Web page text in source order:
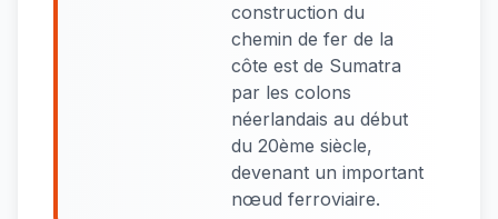
construction du
chemin de fer de la
côte est de Sumatra
par les colons
néerlandais au début
du 20ème siècle,
devenant un important
nœud ferroviaire.